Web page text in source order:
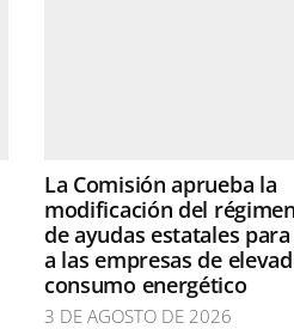
La Comisión aprueba la
modificación del
de ayudas estatales
a las empresas de
consumo energético
3 DE AGOSTO DE 2026